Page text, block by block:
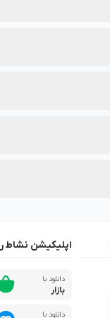
اپلیکیشن نشاط
دانلود با
بازار
دانلود با